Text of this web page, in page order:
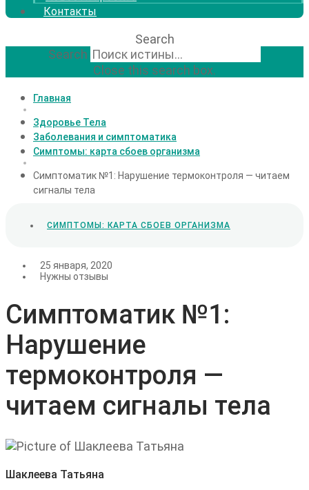
Контакты
Search
Search
Close this search box.
Главная
Здоровье Тела
Заболевания и симптоматика
Симптомы: карта сбоев организма
Симптоматик №1: Нарушение термоконтроля — читаем
сигналы тела
СИМПТОМЫ: КАРТА СБОЕВ ОРГАНИЗМА
25 января, 2020
Нужны отзывы
Симптоматик №1:
Нарушение
термоконтроля —
читаем сигналы тела
Шаклеева Татьяна